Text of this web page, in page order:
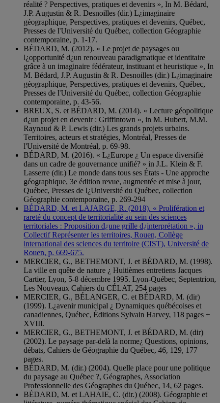
réalité ? Perspectives, pratiques et devenirs », In M. Bédard,
J.P. Augustin & R. Desnoilles (dir.) L¿imaginaire
géographique, Perspectives, pratiques et devenirs, Québec,
Presses de l'Université du Québec, collection Géographie
contemporaine, p. 1-17.
BÉDARD, M. (2012). « Le projet de paysages ou
l¿opportunité d¿un renouveau paradigmatique et identitaire
grâce à un imaginaire fédérateur, instituant et heuristique », In
M. Bédard, J.P. Augustin & R. Desnoilles (dir.) L¿imaginaire
géographique, Perspectives, pratiques et devenirs, Québec,
Presses de l'Université du Québec, collection Géographie
contemporaine, p. 43-56.
BREUX, S. et BÉDARD, M. (2014). « Lecture géopolitique
d¿un projet en devenir : Griffintown », in M. Hubert, M.M.
Raynaud & P. Lewis (dir.) Les grands projets urbains.
Territoires, acteurs et stratégies, Montréal, Presses de
l'Université de Montréal, p. 69-98.
BÉDARD, M. (2016). « L¿Europe ¿ Un espace diversifié
dans un cadre de gouvernance unifié? » in J.L. Klein & F.
Lasserre (dir.) Le monde dans tous ses États - Une approche
géographique, 3e édition revue, augmentée et mise à jour,
Québec, Presses de l¿Université du Québec, collection
Géographie contemporaine, p. 269-294
BÉDARD, M. et LAJARGE, R. (2018). « Prolifération et
rareté du concept de territorialité au sein des sciences
territoriales : Proposition d¿une grille d¿interprétation », in
Collectif Représenter les territoires, Rouen, Collège
international des sciences du territoire (CIST), Université de
Rouen, p. 669-675.
MERCIER, G., BETHEMONT, J. et BÉDARD, M. (1998).
La ville en quête de nature ¿ Huitièmes entretiens Jacques
Cartier, Lyon, 5-8 décembre 1995. Lyon-Québec, Septentrion,
Les Nouveaux Cahiers du CÉLAT, 254 pages
MERCIER, G., BÉLANGER, C. et BÉDARD, M. (dir)
(1999). L¿avenir municipal ¿ Dynamiques québécoises et
canadiennes, Québec, Éditions Sylvain Harvey, 118 pages +
XVIII.
MERCIER, G., BETHEMONT, J. et BÉDARD, M. (dir)
(2002). Le paysage par-delà la norme¿ Questions, opinions,
débats, Cahiers de Géographie du Québec, 46, 129, 177
pages.
BÉDARD, M. (dir.) (2004). Quelle place pour une politique
du paysage au Québec ?, Géographes, Association
Professionnelle des Géographes du Québec, 14, 62 pages.
BÉDARD, M. et LAHAIE, C. (dir.) (2008). Géographie et